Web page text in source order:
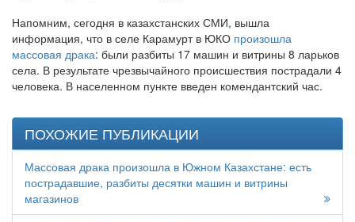
Напомним, сегодня в казахстанских СМИ, вышла
информация, что в селе Карамурт в ЮКО произошла
массовая драка: были разбиты 17 машин и витрины 8 ларьков
села. В результате чрезвычайного происшествия пострадали 4
человека. В населенном пункте введен комендантский час.
ПОХОЖИЕ ПУБЛИКАЦИИ
Массовая драка произошла в Южном Казахстане: есть
пострадавшие, разбиты десятки машин и витрины
магазинов